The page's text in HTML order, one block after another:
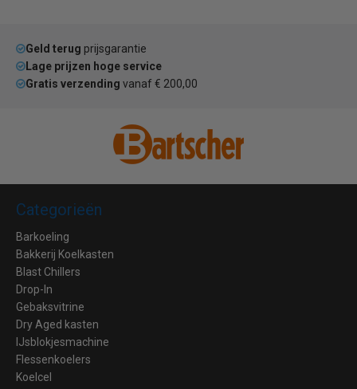
Geld terug prijsgarantie
Lage prijzen hoge service
Gratis verzending vanaf € 200,00
Categorieën
Barkoeling
Bakkerij Koelkasten
Blast Chillers
Drop-In
Gebaksvitrine
Dry Aged kasten
IJsblokjesmachine
Flessenkoelers
Koelcel